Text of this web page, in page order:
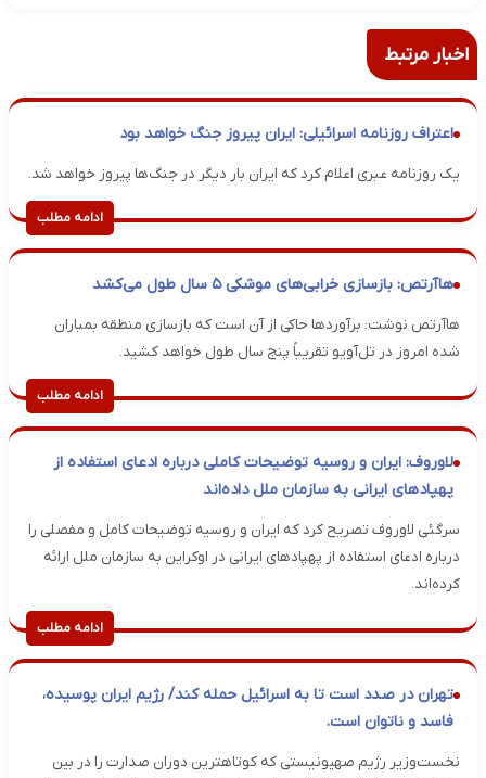
اخبار مرتبط
اعتراف روزنامه اسرائیلی: ایران پیروز جنگ خواهد بود
یک روزنامه عبری اعلام کرد که ایران بار دیگر در جنگ‌ها پیروز خواهد شد.
ادامه مطلب
هاآرتص: بازسازی خرابی‌های موشکی ۵ سال طول می‌کشد
​هاآرتص نوشت: برآوردها حاکی از آن است که بازسازی منطقه بمباران
شده امروز در تل‌آویو تقریباً پنج سال طول خواهد کشید.
ادامه مطلب
لاوروف: ایران و روسیه توضیحات کاملی درباره ادعای استفاده از
پهپادهای ایرانی به سازمان ملل داده‌اند
سرگئی لاوروف تصریح کرد که ایران و روسیه توضیحات کامل و مفصلی را
درباره ادعای استفاده از پهپادهای ایرانی در اوکراین به سازمان ملل ارائه
کرده‌اند.
ادامه مطلب
تهران در صدد است تا به اسرائیل حمله کند/ رژیم ایران پوسیده،
فاسد و ناتوان است.
نخست‌وزیر رژیم صهیونیستی که کوتاهترین دوران صدارت را در بین